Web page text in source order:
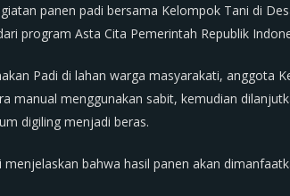
panen padi bersama Kelompok Tani di
program Asta Cita Pemerintah Republik
Padi di lahan warga masyarakati, anggota
manual menggunakan sabit, kemudian
digiling menjadi beras.
menjelaskan bahwa hasil panen akan